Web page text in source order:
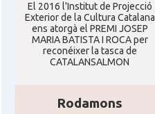
El 2016 l'Institut de Projecció
Exterior de la Cultura Catalana
ens atorgà el PREMI JOSEP
MARIA BATISTA I ROCA per
reconéixer la tasca de
CATALANSALMON
Rodamons